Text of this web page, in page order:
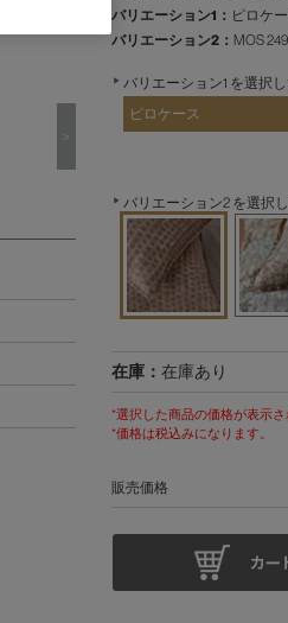
>
バリエーション1： ピロケ
バリエーション2： MOS
バリエーション1 を選択し
ピロケース
バリエーション2 を選択
在庫： 在庫あり
*選択した商品の価格が表示さ
*価格は税込みになります。
販売価格